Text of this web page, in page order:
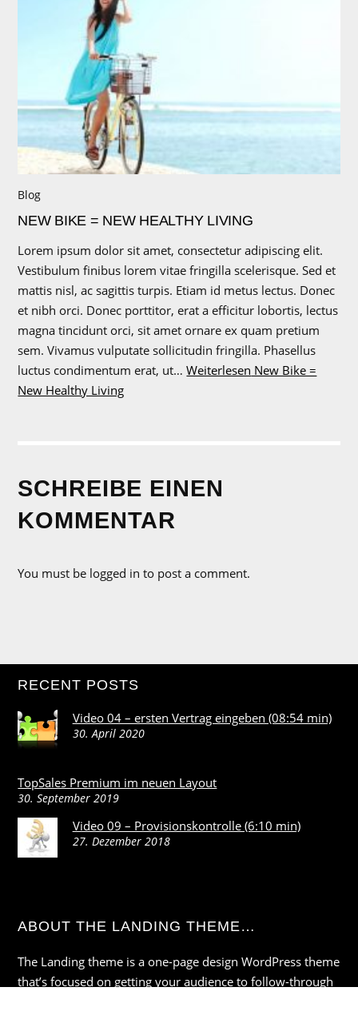
Blog
NEW BIKE = NEW HEALTHY LIVING
Lorem ipsum dolor sit amet, consectetur adipiscing elit.
Vestibulum finibus lorem vitae fringilla scelerisque. Sed et
mattis nisl, ac sagittis turpis. Etiam id metus lectus. Donec
et nibh orci. Donec porttitor, erat a efficitur lobortis, lectus
magna tincidunt orci, sit amet ornare ex quam pretium
sem. Vivamus vulputate sollicitudin fringilla. Phasellus
luctus condimentum erat, ut…Weiterlesen New Bike =
New Healthy Living
SCHREIBE EINEN
KOMMENTAR
You must be logged in to post a comment.
RECENT POSTS
Video 04 – ersten Vertrag eingeben (08:54 min)
30. April 2020
TopSales Premium im neuen Layout
30. September 2019
Video 09 – Provisionskontrolle (6:10 min)
27. Dezember 2018
ABOUT THE LANDING THEME…
The Landing theme is a one-page design WordPress theme
that’s focused on getting your audience to follow-through